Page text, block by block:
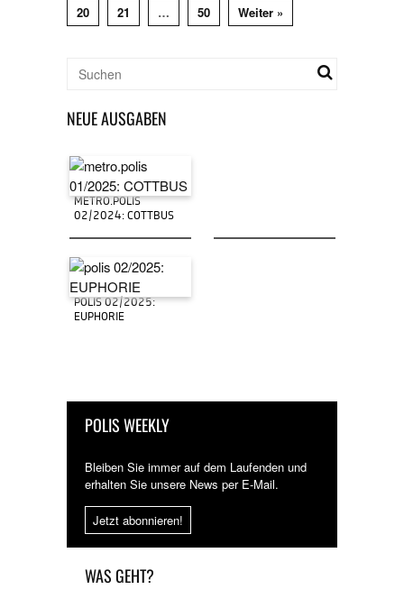
20
21 … 50 Weiter »
NEUE AUSGABEN
METRO.POLIS
02/2024: COTTBUS
POLIS 02/2025:
EUPHORIE
POLIS WEEKLY
Bleiben Sie immer auf dem Laufenden und
erhalten Sie unsere News per E-Mail.
Jetzt abonnieren!
WAS GEHT?